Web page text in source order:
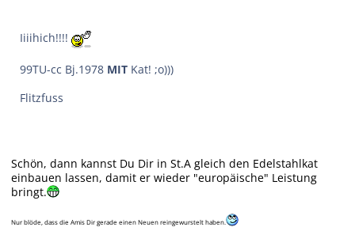
Iiiihich!!!!
99TU-cc Bj.1978 MIT Kat! ;o)))
Flitzfuss
Schön, dann kannst Du Dir in St.A gleich den Edelstahlkat
einbauen lassen, damit er wieder "europäische" Leistung
bringt.
Nur blöde, dass die Amis Dir gerade einen Neuen reingewurstelt haben.